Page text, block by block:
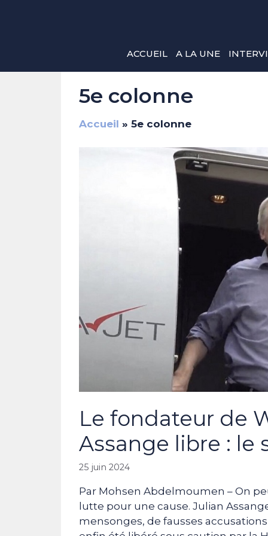
ACCUEIL A LA UNE
5e colonne
Accueil » 5e colonne
Le fondateur de
Assange libre : le
25 juin 2024
Par Mohsen Abdelmoumen – On
lutte pour une cause. Julian
mensonges, de fausses